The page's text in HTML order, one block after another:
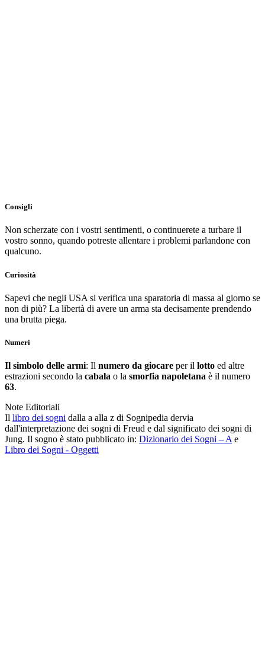
Consigli
Non scherzate con i vostri sentimenti, o continuerete a turbare il
vostro sonno, quando potreste allentare i problemi parlandone con
qualcuno.
Curiosità
Sapevi che negli USA si verifica una sparatoria di massa al giorno se
non di più? La libertà di avere un arma sta decisamente prendendo
una brutta piega.
Numeri
Il simbolo delle armi: Il numero da giocare per il lotto ed altre
estrazioni secondo la cabala o la smorfia napoletana è il numero
63.
Note Editoriali
Il libro dei sogni dalla a alla z di Sognipedia dervia
dall'interpretazione dei sogni di Freud e dal significato dei sogni di
Jung. Il sogno è stato pubblicato in: Dizionario dei Sogni – A e
Libro dei Sogni - Oggetti